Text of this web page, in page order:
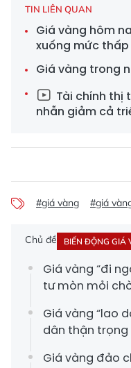
TIN LIÊN QUAN
Giá vàng hôm
xuống mức
Giá vàng trong
Tài chính thị
nhẫn giảm cả
#giá vàng #giá
Chủ đề BIẾN ĐỘNG GIÁ
Giá vàng “đi
tư mòn mỏi
Giá vàng “lao
dân thận trọng
Giá vàng đảo